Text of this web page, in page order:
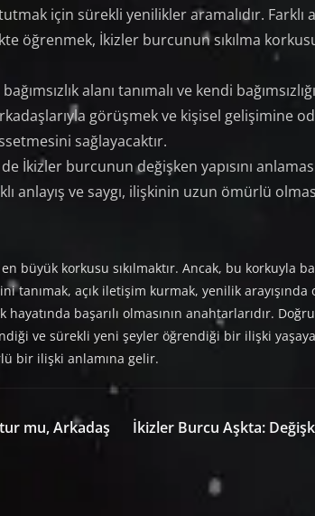
için sürekli yenilikler aramalıdır. Farklı
öğrenmek, İkizler burcunun sıkılma
alanı tanımalı ve kendi
görüşmek ve kişisel gelişimine
sağlayacaktır.
İkizler burcunun değişken yapısını
anlayış ve saygı, ilişkinin uzun ömürlü
büyük korkusu sıkılmaktır. Ancak, bu korkuyla
açık iletişim kurmak, yenilik arayışında
başarılı olmasının anahtarlarıdır.
ve sürekli yeni şeyler öğrendiği bir ilişki
bir ilişki anlamına gelir.
mu, Arkadaş
İkizler Burcu Aşkta: